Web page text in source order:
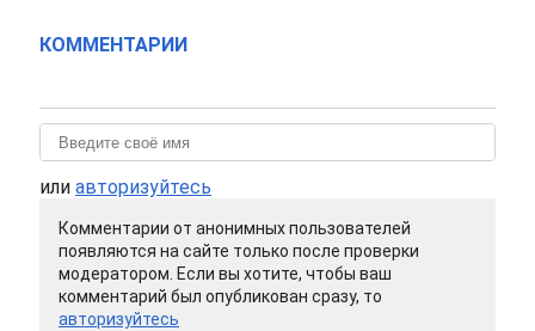
КОММЕНТАРИИ
или авторизуйтесь
Комментарии от анонимных пользователей
появляются на сайте только после проверки
модератором. Если вы хотите, чтобы ваш
комментарий был опубликован сразу, то
авторизуйтесь